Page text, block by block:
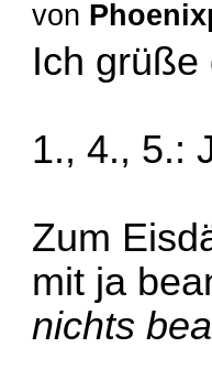
von
Ich grüße
1., 4., 5.:
Zum
mit ja
nichts